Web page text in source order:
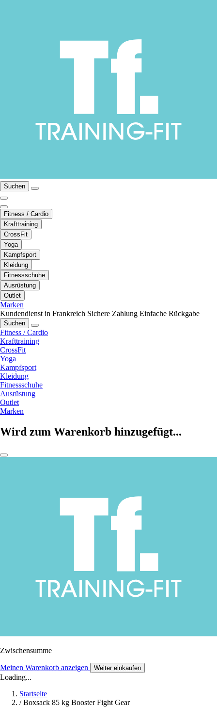
Suchen
Fitness / Cardio
Krafttraining
CrossFit
Yoga
Kampfsport
Kleidung
Fitnessschuhe
Ausrüstung
Outlet
Marken
Kundendienst in Frankreich Sichere Zahlung Einfache Rückgabe
Suchen
Fitness / Cardio
Krafttraining
CrossFit
Yoga
Kampfsport
Kleidung
Fitnessschuhe
Ausrüstung
Outlet
Marken
Wird zum Warenkorb hinzugefügt...
Zwischensumme
Meinen Warenkorb anzeigen Weiter einkaufen
Loading...
Startseite
/ Boxsack 85 kg Booster Fight Gear